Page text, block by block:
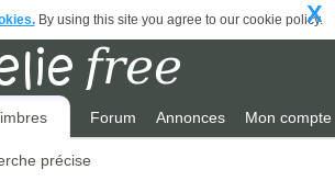
By using this site you agree to our cookie policy.
X
Forum Annonces Mon compte
précise